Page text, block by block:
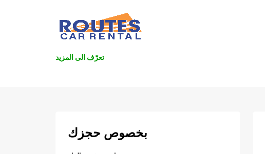
تعرّف الى المزيد
بخصوص حجزك